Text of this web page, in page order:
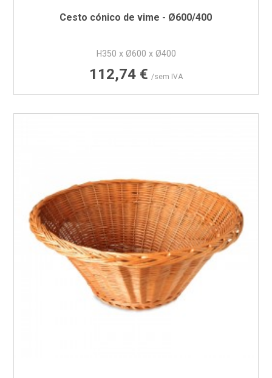
Cesto cónico de vime - Ø600/400
H350 x Ø600 x Ø400
Preço
112,74 € /sem IVA